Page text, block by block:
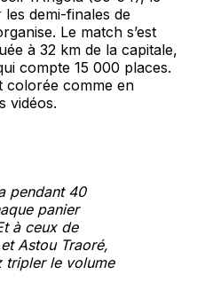
les demi-finales de
Le match s’est
à 32 km de la capitale,
compte 15 000 places.
colorée comme en
vidéos.
pendant 40
panier
à ceux de
Astou Traoré,
tripler le volume